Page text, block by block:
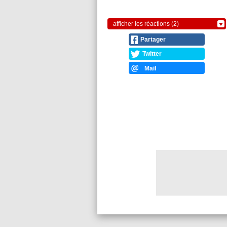
afficher les réactions (2)
Partager
Twitter
Mail